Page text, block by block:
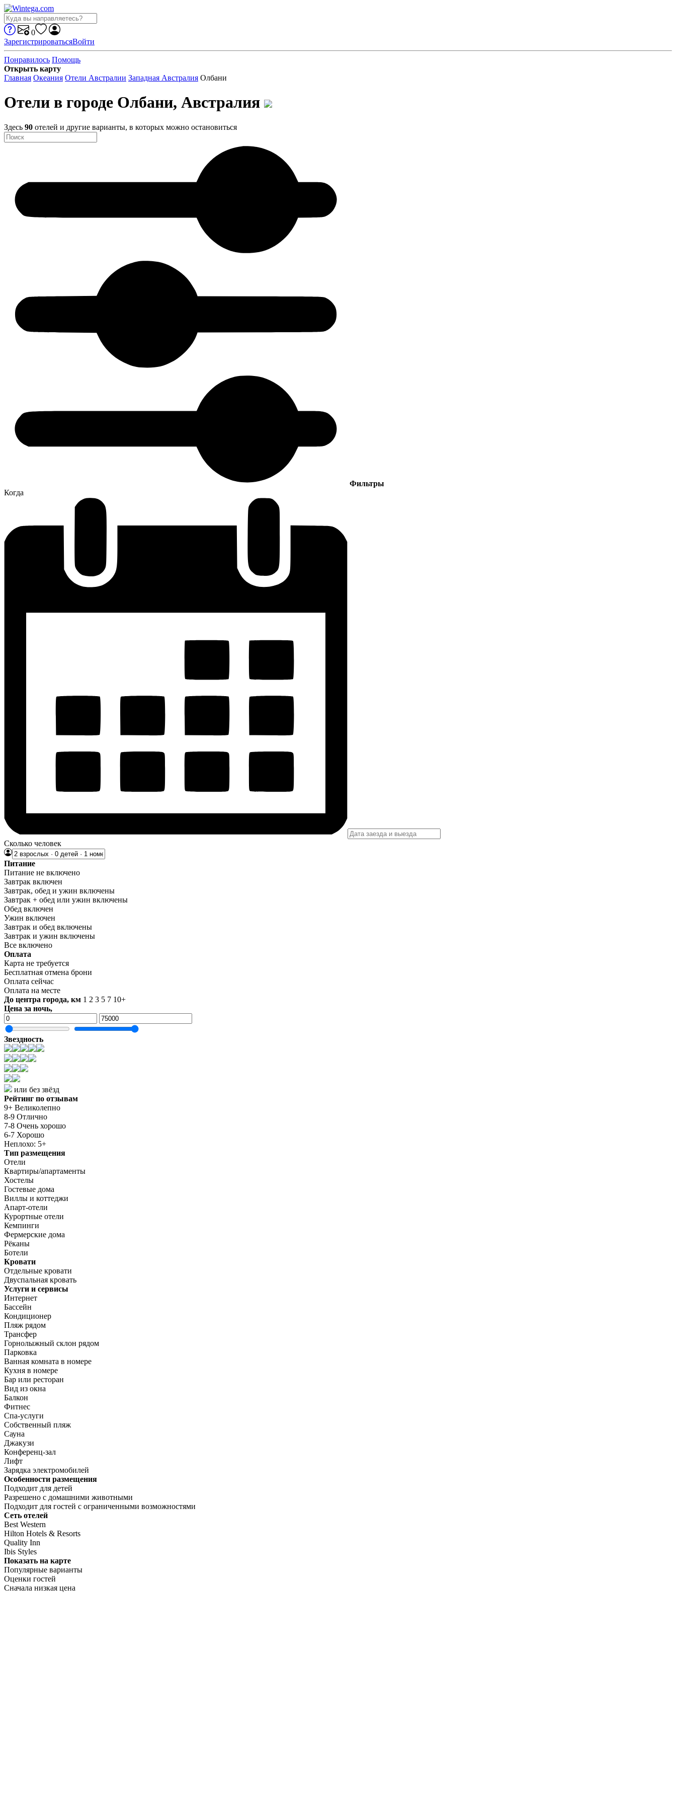
0
ЗарегистрироватьсяВойти
Понравилось Помощь
Открыть карту
Главная Океания Отели Австралии Западная Австралия Олбани
Отели в городе Олбани, Австралия
Здесь 90 отелей и другие варианты, в которых можно остановиться
Фильтры
Когда
Сколько человек
Питание
Питание не включено
Завтрак включен
Завтрак, обед и ужин включены
Завтрак + обед или ужин включены
Обед включен
Ужин включен
Завтрак и обед включены
Завтрак и ужин включены
Все включено
Оплата
Карта не требуется
Бесплатная отмена брони
Оплата сейчас
Оплата на месте
До центра города, км 1 2 3 5 7 10+
Цена за ночь,
Звездность
или без звёзд
Рейтинг по отзывам
9+ Великолепно
8-9 Отлично
7-8 Очень хорошо
6-7 Хорошо
Неплохо: 5+
Тип размещения
Отели
Квартиры/апартаменты
Хостелы
Гостевые дома
Виллы и коттеджи
Апарт-отели
Курортные отели
Кемпинги
Фермерские дома
Рёканы
Ботели
Кровати
Отдельные кровати
Двуспальная кровать
Услуги и сервисы
Интернет
Бассейн
Кондиционер
Пляж рядом
Трансфер
Горнолыжный склон рядом
Парковка
Ванная комната в номере
Кухня в номере
Бар или ресторан
Вид из окна
Балкон
Фитнес
Спа-услуги
Собственный пляж
Сауна
Джакузи
Конференц-зал
Лифт
Зарядка электромобилей
Особенности размещения
Подходит для детей
Разрешено с домашними животными
Подходит для гостей с ограниченными возможностями
Сеть отелей
Best Western
Hilton Hotels & Resorts
Quality Inn
Ibis Styles
Показать на карте
Популярные варианты
Оценки гостей
Сначала низкая цена